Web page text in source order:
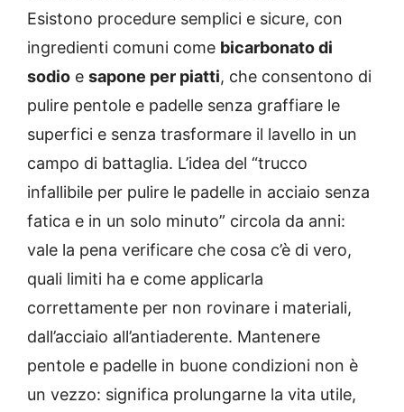
Esistono procedure semplici e sicure, con
ingredienti comuni come bicarbonato di
sodio e sapone per piatti, che consentono di
pulire pentole e padelle senza graffiare le
superfici e senza trasformare il lavello in un
campo di battaglia. L’idea del “trucco
infallibile per pulire le padelle in acciaio senza
fatica e in un solo minuto” circola da anni:
vale la pena verificare che cosa c’è di vero,
quali limiti ha e come applicarla
correttamente per non rovinare i materiali,
dall’acciaio all’antiaderente. Mantenere
pentole e padelle in buone condizioni non è
un vezzo: significa prolungarne la vita utile,